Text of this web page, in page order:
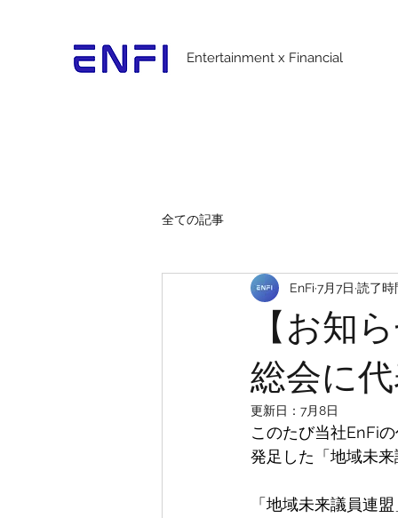
Entertainment x Financial
全ての記事
【お知
総会に
EnFi 7月7日 読了時
更新日： 7月8日
このたび当社EnFi
発足した「地域未
「地域未来議員連